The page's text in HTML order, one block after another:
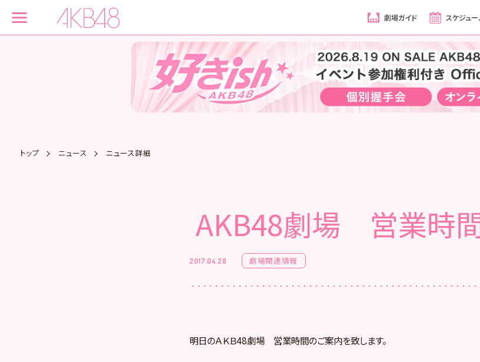
劇場ガイド スケジュ
トップ ニュース ニュース詳細
AKB48劇場 営業時
2017.04.28 劇場関連情報
明日のＡＫＢ48劇場 営業時間のご案内を致します。